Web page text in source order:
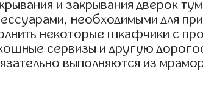
и закрывания дверок
необходимыми для
некоторые шкафчики с
сервизы и другую
выполняются из